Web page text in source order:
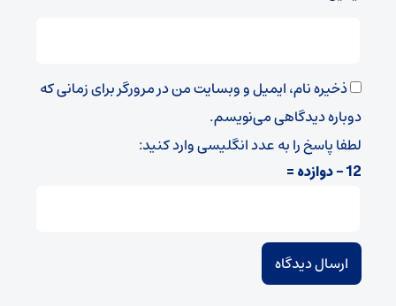
ذخیره نام، ایمیل و وبسایت من در مرورگر برای زمانی که
دوباره دیدگاهی می‌نویسم.
لطفا پاسخ را به عدد انگلیسی وارد کنید:
12 − دوازده =